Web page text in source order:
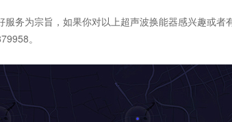
务为宗旨，如果你对以上超声波换能器感兴趣或者
。